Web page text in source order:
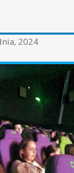
2024